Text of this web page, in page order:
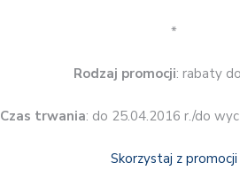
*
Rodzaj promocji: rabaty
Czas trwania: do 25.04.2016 r./do
Skorzystaj z promocji